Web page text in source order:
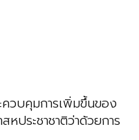
วบคุมการเพิ่มขึ้นของ
ประชาชาติว่าด้วยการ